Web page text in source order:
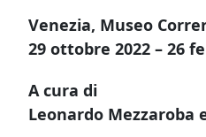
Venezia, Museo
29 ottobre 2022 – 26
A cura di
Leonardo Mezzaroba